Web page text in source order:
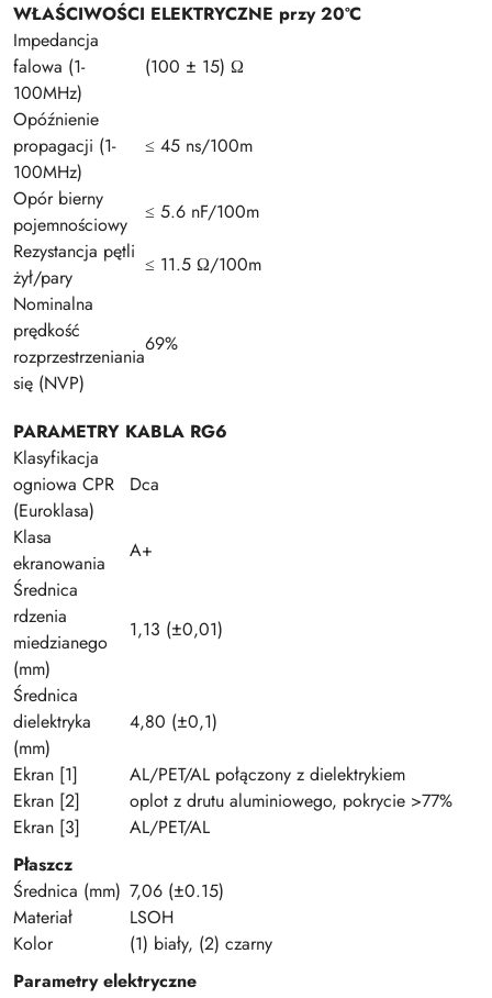
WŁAŚCIWOŚCI ELEKTRYCZNE przy 20ºC
Impedancja
falowa (1-
100MHz)
(100 ± 15) Ω
Opóźnienie
propagacji (1-
100MHz)
≤ 45 ns/100m
Opór bierny
pojemnościowy
≤ 5.6 nF/100m
Rezystancja pętli
żył/pary
≤ 11.5 Ω/100m
Nominalna
prędkość
rozprzestrzeniania
się (NVP)
69%
PARAMETRY KABLA RG6
Klasyfikacja
ogniowa CPR
(Euroklasa)
Dca
Klasa
ekranowania
A+
Średnica
rdzenia
miedzianego
(mm)
1,13 (±0,01)
Średnica
dielektryka
(mm)
4,80 (±0,1)
Ekran [1]
AL/PET/AL połączony z dielektrykiem
Ekran [2]
oplot z drutu aluminiowego, pokrycie >77%
Ekran [3]
AL/PET/AL
Płaszcz
Średnica (mm) 7,06 (±0.15)
Materiał
LSOH
Kolor
(1) biały, (2) czarny
Parametry elektryczne